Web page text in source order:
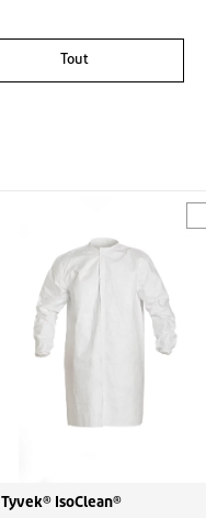
Tout
Tyvek® IsoClean®